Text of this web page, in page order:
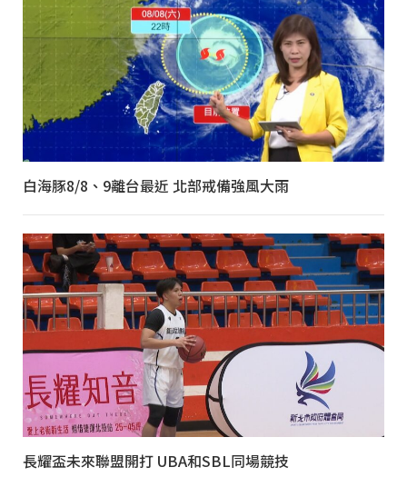
白海豚8/8、9離台最近 北部戒備強風大雨
長耀盃未來聯盟開打 UBA和SBL同場競技